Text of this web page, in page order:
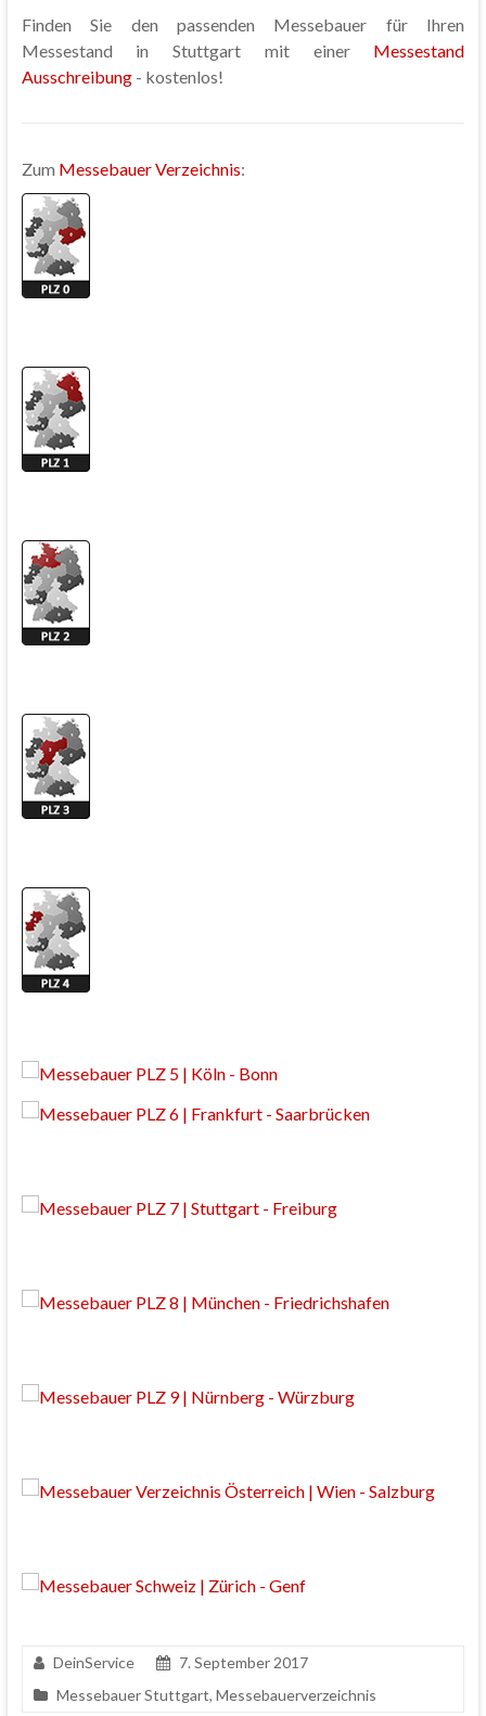
Finden Sie den passenden Messebauer für Ihren
Messestand in Stuttgart mit einer Messestand
Ausschreibung- kostenlos!
Zum Messebauer Verzeichnis:
DeinService
7. September 2017
Messebauer Stuttgart, Messebauerverzeichnis